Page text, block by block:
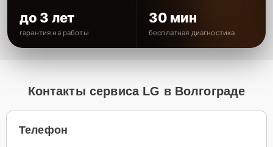
до 3 лет
гарантия на работы
30 мин
бесплатная диагностика
Контакты сервиса LG в Волгограде
Телефон